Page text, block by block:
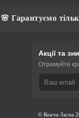
тільки свіжі
Акції та
Отримуйте
© Конча-Заспа